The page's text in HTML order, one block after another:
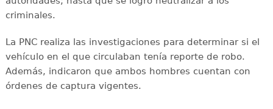
criminales.
La PNC realiza las investigaciones para determinar si el
vehículo en el que circulaban tenía reporte de robo.
Además, indicaron que ambos hombres cuentan con
órdenes de captura vigentes.